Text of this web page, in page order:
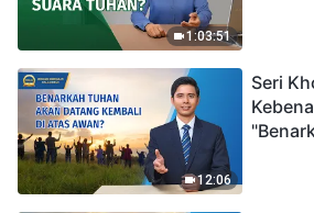
1:03:51
12:06
Seri